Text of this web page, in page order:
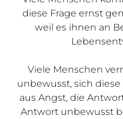
diese Frage ernst
weil es ihnen an
Viele Menschen
unbewusst, sich
aus Angst, die
Antwort unbewusst